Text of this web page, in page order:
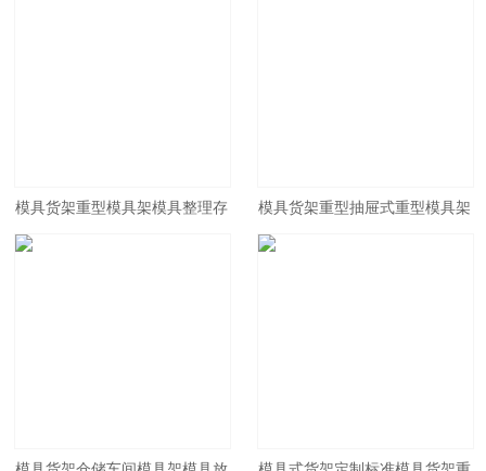
模具货架重型模具架模具整理存
放架抽屉式货架仓储货架五金模
模具货架重型抽屉式重型模具架